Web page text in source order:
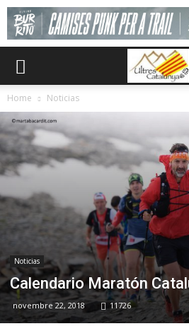
Home Noticias
Noticias
Calendario Maratón
novembre 22, 2018 11726